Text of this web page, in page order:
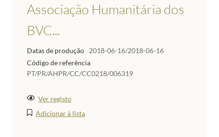
Associação Humanitária dos
BVC...
Datas de produção
2018-06-16/2018-06-16
Código de referência
PT/PR/AHPR/CC/CC0218/006319
Ver registo
Adicionar à lista